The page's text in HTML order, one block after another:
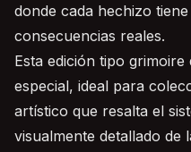
donde cada hechizo
consecuencias reales.
Esta edición tipo
especial, ideal para
artístico que resalta el
visualmente detallado de